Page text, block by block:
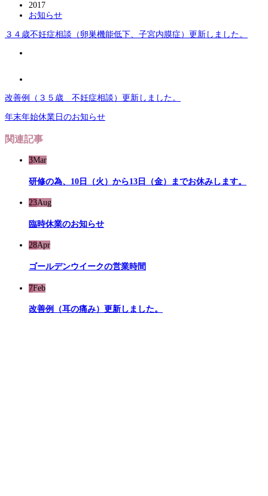
2017
お知らせ
３４歳不妊症相談（卵巣機能低下、子宮内膜症）更新しました。
改善例（３５歳 不妊症相談）更新しました。
年末年始休業日のお知らせ
関連記事
3Mar
研修の為、10日（火）から13日（金）までお休みします。
23Aug
臨時休業のお知らせ
28Apr
ゴールデンウイークの営業時間
7Feb
改善例（耳の痛み）更新しました。